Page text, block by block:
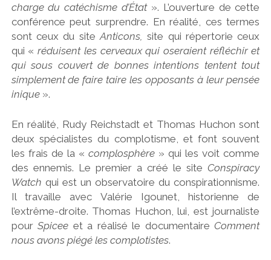
charge du catéchisme d’État». L’ouverture de cette
conférence peut surprendre. En réalité, ces termes
sont ceux du siteAnticons,site qui répertorie ceux
qui «réduisent les cerveaux qui oseraient réfléchir et
qui sous couvert de bonnes intentions tentent tout
simplement de faire taire les opposants à leur pensée
inique».
En réalité, Rudy Reichstadt et Thomas Huchon sont
deux spécialistes du complotisme, et font souvent
les frais de la « complosphère » qui les voit comme
des ennemis. Le premier a créé le siteConspiracy
Watch qui est un observatoire du conspirationnisme.
Il travaille avec Valérie Igounet, historienne de
l’extrême-droite. Thomas Huchon, lui, est journaliste
pourSpicee et a réalisé le documentaireComment
nous avons piégé les complotistes.